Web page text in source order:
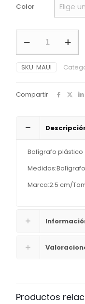
Color
cantidad
SKU: MAUI
Compartir
Bolígrafo
Marca:2.5 cm/
Productos